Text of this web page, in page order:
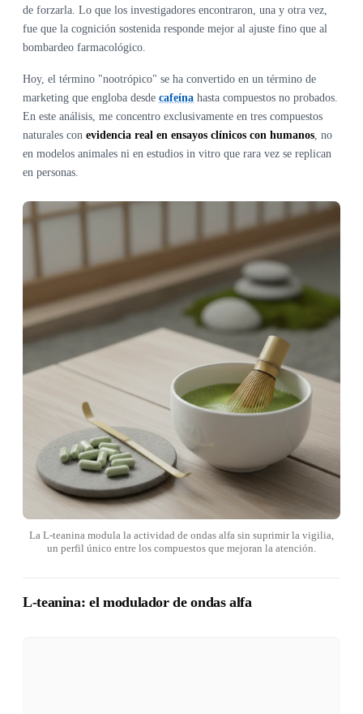
de forzarla. Lo que los investigadores encontraron, una y otra vez,
fue que la cognición sostenida responde mejor al ajuste fino que al
bombardeo farmacológico.
Hoy, el término "nootrópico" se ha convertido en un término de
marketing que engloba desde cafeína hasta compuestos no probados.
En este análisis, me concentro exclusivamente en tres compuestos
naturales con evidencia real en ensayos clínicos con humanos , no
en modelos animales ni en estudios in vitro que rara vez se replican
en personas.
La L-teanina modula la actividad de ondas alfa sin suprimir la vigilia,
un perfil único entre los compuestos que mejoran la atención.
L-teanina: el modulador de ondas alfa